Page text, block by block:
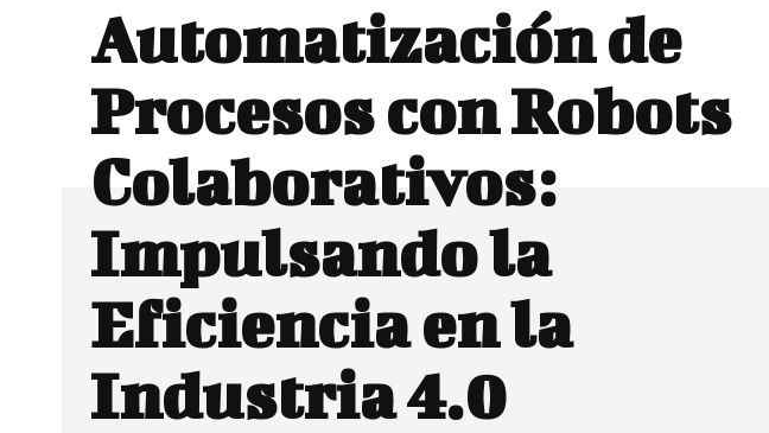
Automatización de
Procesos con Robots
Colaborativos:
Impulsando la
Eficiencia en la
Industria 4.0